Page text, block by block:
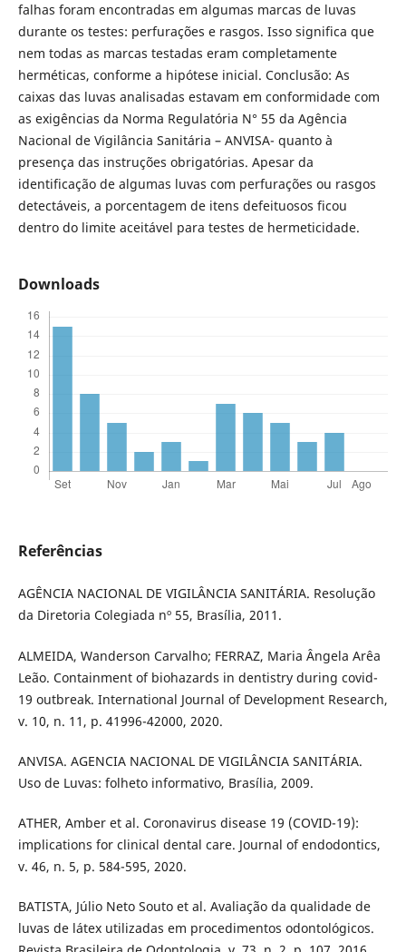
falhas foram encontradas em algumas marcas de luvas
durante os testes: perfurações e rasgos. Isso significa que
nem todas as marcas testadas eram completamente
herméticas, conforme a hipótese inicial. Conclusão: As
caixas das luvas analisadas estavam em conformidade com
as exigências da Norma Regulatória N° 55 da Agência
Nacional de Vigilância Sanitária – ANVISA- quanto à
presença das instruções obrigatórias. Apesar da
identificação de algumas luvas com perfurações ou rasgos
detectáveis, a porcentagem de itens defeituosos ficou
dentro do limite aceitável para testes de hermeticidade.
Downloads
Referências
AGÊNCIA NACIONAL DE VIGILÂNCIA SANITÁRIA. Resolução
da Diretoria Colegiada nº 55, Brasília, 2011.
ALMEIDA, Wanderson Carvalho; FERRAZ, Maria Ângela Arêa
Leão. Containment of biohazards in dentistry during covid-
19 outbreak. International Journal of Development Research,
v. 10, n. 11, p. 41996-42000, 2020.
ANVISA. AGENCIA NACIONAL DE VIGILÂNCIA SANITÁRIA.
Uso de Luvas: folheto informativo, Brasília, 2009.
ATHER, Amber et al. Coronavirus disease 19 (COVID-19):
implications for clinical dental care. Journal of endodontics,
v. 46, n. 5, p. 584-595, 2020.
BATISTA, Júlio Neto Souto et al. Avaliação da qualidade de
luvas de látex utilizadas em procedimentos odontológicos.